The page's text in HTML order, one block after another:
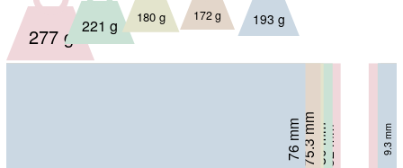
82 mm 14 mm
277 g
80 mm 9.5 mm
221 g
75.5 mm 8.1 mm
180 g
75.3 mm 8 mm
172 g
76 mm 9.3 mm
193 g